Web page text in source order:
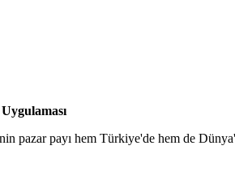
pazar payı hem Türkiye'de hem de